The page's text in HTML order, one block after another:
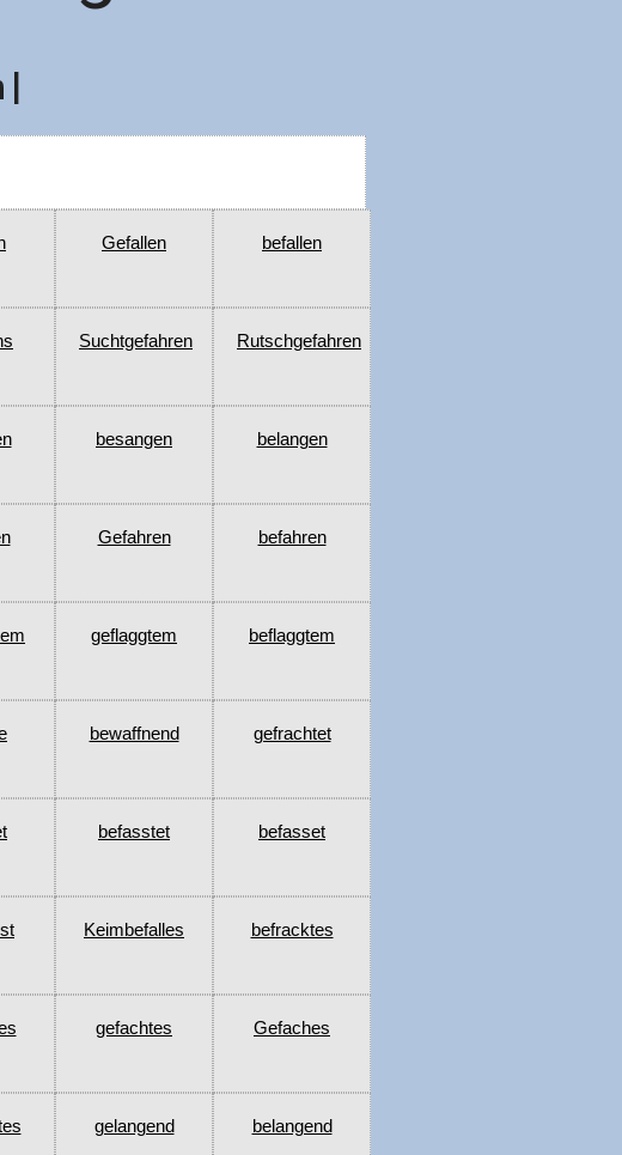
Gefallen befallen
Suchtgefahren Rutschgefahren
besangen belangen
Gefahren befahren
geflaggtem beflaggtem
bewaffnend gefrachtet
befasstet befasset
Keimbefalles befracktes
gefachtes Gefaches
gelangend belangend